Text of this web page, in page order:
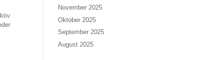
November 2025
Oktober 2025
September 2025
August 2025